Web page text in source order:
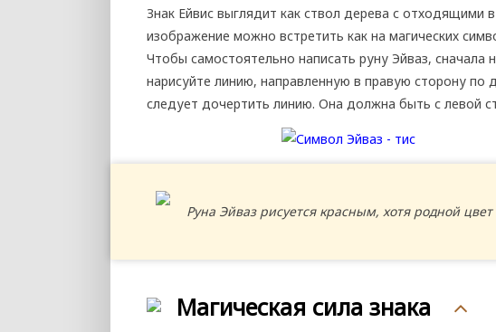
Знак Ейвис выглядит как ствол дерева с отходящими
изображение можно встретить как на магических
Чтобы самостоятельно написать руну Эйваз, сначала
нарисуйте линию, направленную в правую сторону по
следует дочертить линию. Она должна быть с левой
Руна Эйваз рисуется красным, хотя родной
Магическая сила знака